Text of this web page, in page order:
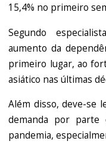
15,4% no primeiro
Segundo
aumento da
primeiro lugar, ao
asiático nas últimas
Além disso, deve-se
demanda por parte
pandemia,